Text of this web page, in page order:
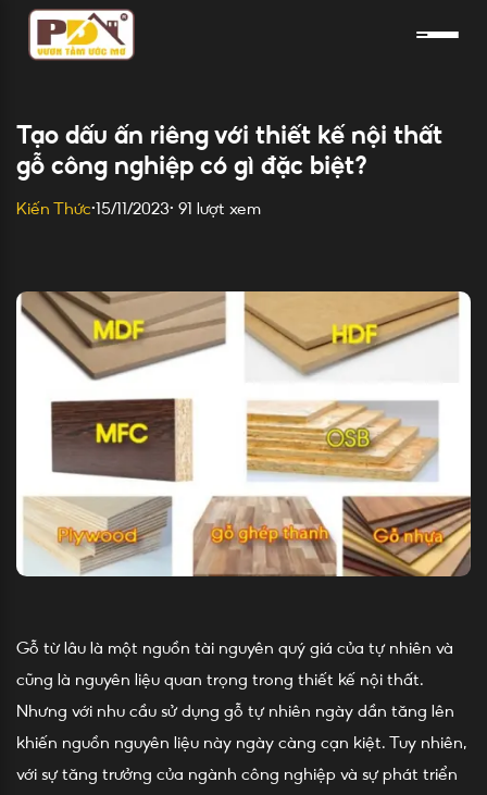
Skip
content
Tạo dấu ấn riêng với thiết kế nội thất
gỗ công nghiệp có gì đặc biệt?
Kiến Thức• 15/11/2023• 91 lượt xem
Gỗ từ lâu là một nguồn tài nguyên quý giá của tự nhiên và
cũng là nguyên liệu quan trọng trong thiết kế nội thất.
Nhưng với nhu cầu sử dụng gỗ tự nhiên ngày dần tăng lên
khiến nguồn nguyên liệu này ngày càng cạn kiệt. Tuy nhiên,
với sự tăng trưởng của ngành công nghiệp và sự phát triển